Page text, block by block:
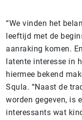
“We vinden het
leeftijd met de
aanraking komen.
latente interesse in
hiermee bekend
Squla. “Naast de
worden gegeven, is
interessants wat